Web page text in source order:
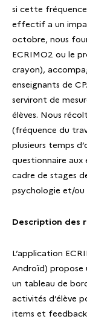
si cette
effectif a un
octobre, nous
ECRIMO2 ou le
crayon),
enseignants de
serviront de
élèves. Nous
(fréquence du
plusieurs temps
questionnaire aux
cadre de stages
psychologie et/ou
Description des
L’application
Androïd) propose
un tableau de
activités d’élève
items et